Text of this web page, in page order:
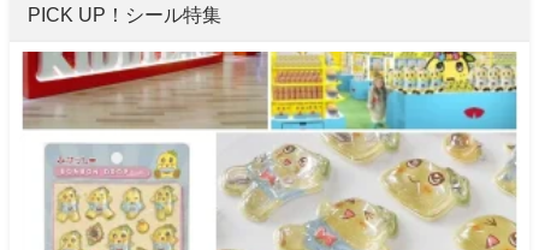
PICK UP！シール特集